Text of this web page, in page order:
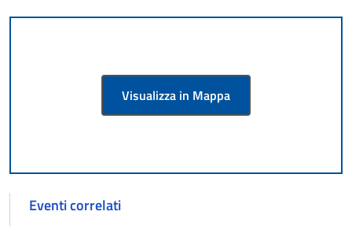
Visualizza in Mappa
Eventi correlati